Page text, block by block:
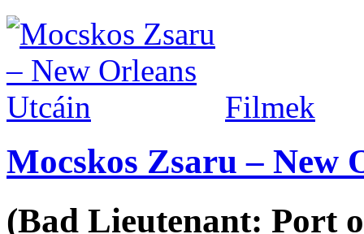
Filmek
Mocskos Zsaru – New
(Bad Lieutenant: Port